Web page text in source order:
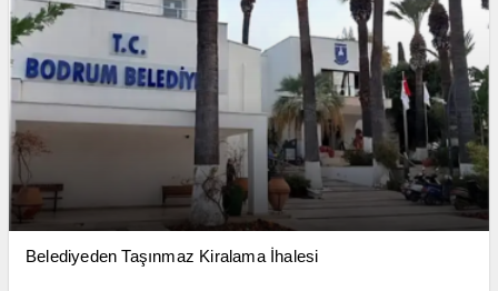
Belediyeden Taşınmaz Kiralama İhalesi